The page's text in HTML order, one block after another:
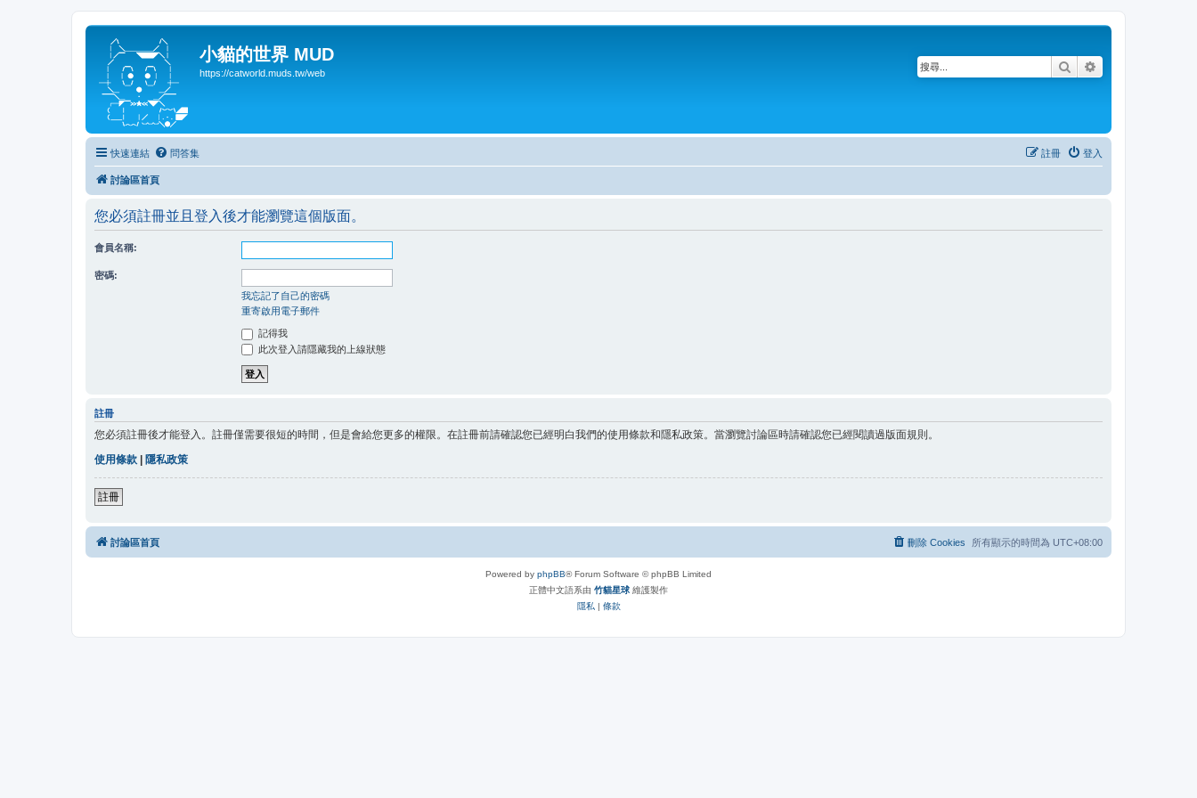
小貓的世界 MUD
https://catworld.muds.tw/web 搜尋
快速連結 問答集 登入
註冊
討論區首頁
您必須註冊並且登入後才能瀏覽這個版面。
會員名稱:
密碼:
我忘記了自己的密碼
重寄啟用電子郵件
記得我
此次登入請隱藏我的上線狀態
註冊
您必須註冊後才能登入。註冊僅需要很短的時間，但是會給您更多的權限。在註冊前請確認您已經明白我們的使用條款和隱私政策。當瀏覽討論區時請確認您已經閱讀過版面規則。
使用條款 | 隱私政策
註冊
討論區首頁 所有顯示的時間為 UTC+08:00
刪除 Cookies
Powered by phpBB® Forum Software © phpBB Limited
正體中文語系由 竹貓星球 維護製作
隱私 | 條款